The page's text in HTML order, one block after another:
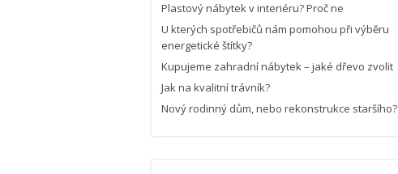
Plastový nábytek v interiéru? Proč ne
U kterých spotřebičů nám pomohou při výběru
energetické štítky?
Kupujeme zahradní nábytek – jaké dřevo zvolit
Jak na kvalitní trávník?
Nový rodinný dům, nebo rekonstrukce staršího?